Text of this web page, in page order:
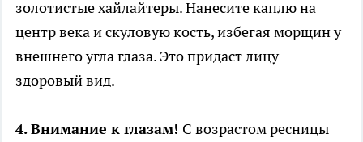
золотистые хайлайтеры. Нанесите каплю на
центр века и скуловую кость, избегая морщин у
внешнего угла глаза. Это придаст лицу
здоровый вид.
4. Внимание к глазам! С возрастом ресницы